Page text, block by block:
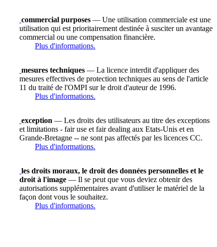
commercial purposes — Une utilisation commerciale est une
utilisation qui est prioritairement destinée à susciter un avantage
commercial ou une compensation financière.
Plus d'informations.
mesures techniques — La licence interdit d'appliquer des
mesures effectives de protection techniques au sens de l'article
11 du traité de l'OMPI sur le droit d'auteur de 1996.
Plus d'informations.
exception — Les droits des utilisateurs au titre des exceptions
et limitations - fair use et fair dealing aux Etats-Unis et en
Grande-Bretagne -- ne sont pas affectés par les licences CC.
Plus d'informations.
les droits moraux, le droit des données personnelles et le
droit à l'image — Il se peut que vous deviez obtenir des
autorisations supplémentaires avant d'utiliser le matériel de la
façon dont vous le souhaitez.
Plus d'informations.